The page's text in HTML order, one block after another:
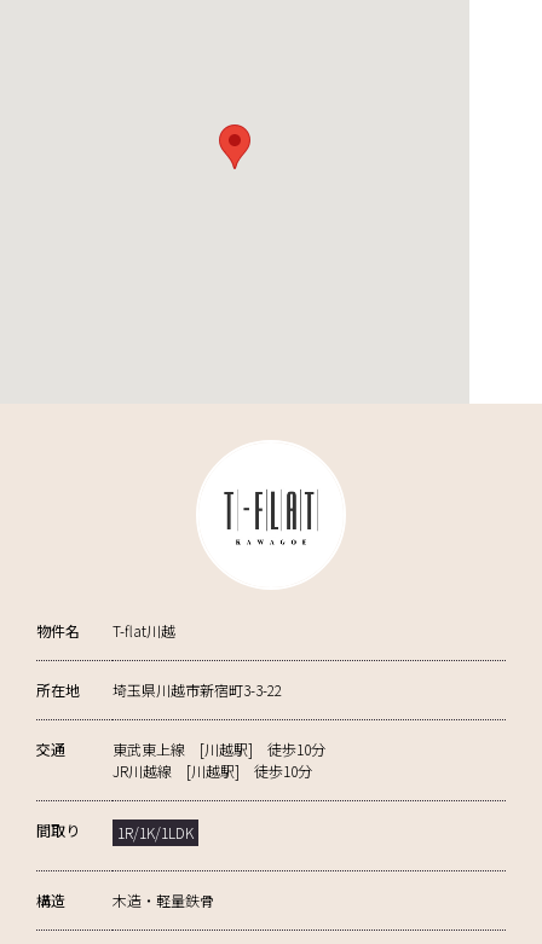
物件名 T-flat川越
所在地 埼玉県川越市新宿町3-3-22
交通
東武東上線 [川越駅] 徒歩10分
JR川越線 [川越駅] 徒歩10分
間取り 1R/1K/1LDK
構造 木造・軽量鉄骨